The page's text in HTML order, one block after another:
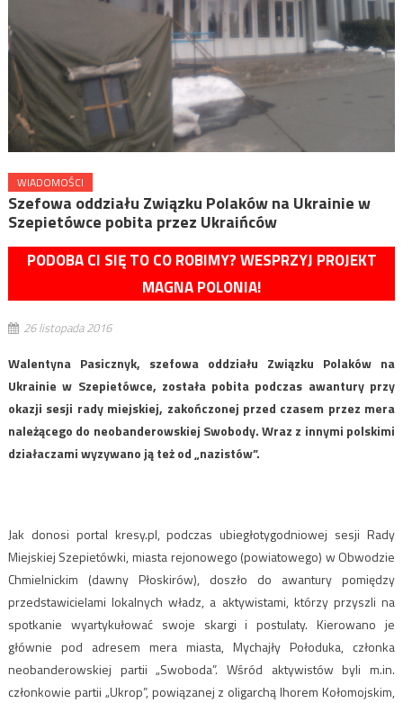
WIADOMOŚCI
Szefowa oddziału Związku Polaków na Ukrainie w
Szepietówce pobita przez Ukraińców
PODOBA CI SIĘ TO CO ROBIMY? WESPRZYJ PROJEKT
MAGNA POLONIA!
26 listopada 2016
Walentyna Pasicznyk, szefowa oddziału Związku Polaków na
Ukrainie w Szepietówce, została pobita podczas awantury przy
okazji sesji rady miejskiej, zakończonej przed czasem przez mera
należącego do neobanderowskiej Swobody. Wraz z innymi polskimi
działaczami wyzywano ją też od „nazistów”.
Jak donosi portal kresy.pl, podczas ubiegłotygodniowej sesji Rady
Miejskiej Szepietówki, miasta rejonowego (powiatowego) w Obwodzie
Chmielnickim (dawny Płoskirów), doszło do awantury pomiędzy
przedstawicielami lokalnych władz, a aktywistami, którzy przyszli na
spotkanie wyartykułować swoje skargi i postulaty. Kierowano je
głównie pod adresem mera miasta, Mychajły Połoduka, członka
neobanderowskiej partii „Swoboda”. Wśród aktywistów byli m.in.
członkowie partii „Ukrop”, powiązanej z oligarchą Ihorem Kołomojskim,